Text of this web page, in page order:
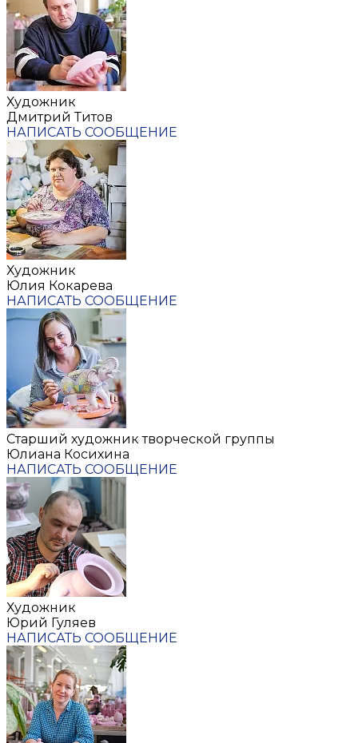
Художник
Дмитрий Титов
НАПИСАТЬ СООБЩЕНИЕ
Художник
Юлия Кокарева
НАПИСАТЬ СООБЩЕНИЕ
Старший художник творческой группы
Юлиана Косихина
НАПИСАТЬ СООБЩЕНИЕ
Художник
Юрий Гуляев
НАПИСАТЬ СООБЩЕНИЕ